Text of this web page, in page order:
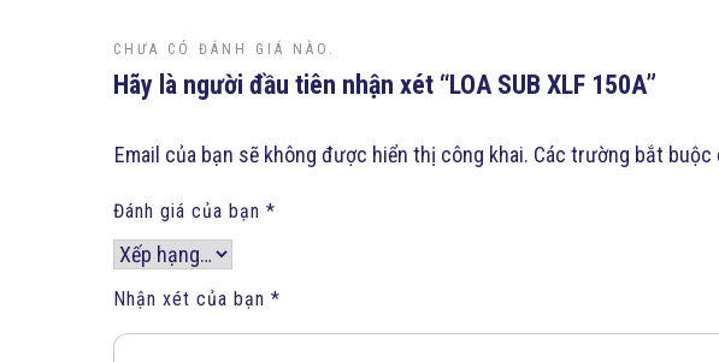
CHƯA CÓ ĐÁNH GIÁ NÀO.
Hãy là người đầu tiên nhận xét “LOA SUB XLF 150A”
Email của bạn sẽ không được hiển thị công khai. Các trường bắt buộc
Đánh giá của bạn *
Nhận xét của bạn *